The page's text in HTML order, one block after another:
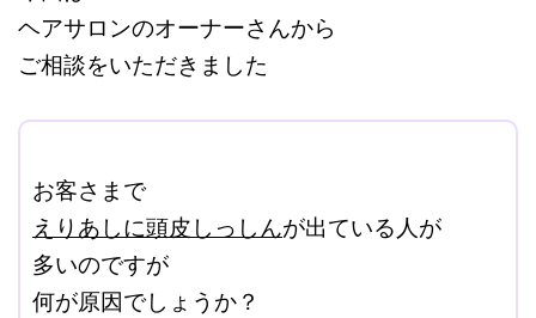
ヘアサロンのオーナーさんから
ご相談をいただきました
お客さまで
えりあしに頭皮しっしんが出ている人が
多いのですが
何が原因でしょうか？